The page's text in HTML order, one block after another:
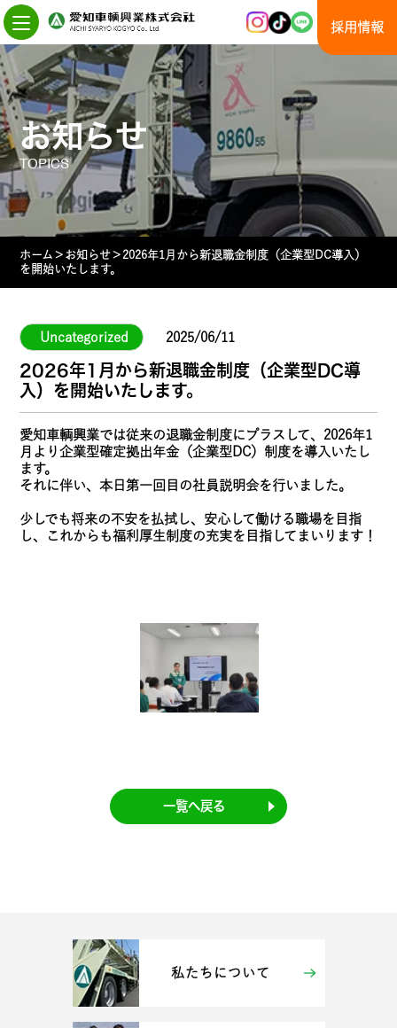
Skip
to
the
content
採用情報
お知らせ
TOPICS
ホーム ＞ お知らせ＞ 2026年1月から新退職金制度（企業型DC導入）
を開始いたします。
Uncategorized 2025/06/11
2026年1月から新退職金制度（企業型DC導
入）を開始いたします。
愛知車輌興業では従来の退職金制度にプラスして、2026年1
月より企業型確定拠出年金（企業型DC）制度を導入いたし
ます。
それに伴い、本日第一回目の社員説明会を行いました。
少しでも将来の不安を払拭し、安心して働ける職場を目指
し、これからも福利厚生制度の充実を目指してまいります！
一覧へ戻る
私たちについて